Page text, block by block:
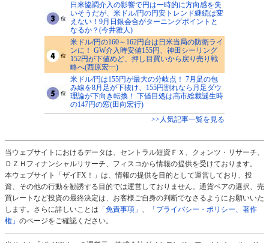
日米協調介入の影響で円は一時的に方向感を失
いそうだが、米ドル/円の円安トレンド継続は変
えない！9月日銀会合がターニングポイントと
なるか？(今井雅人)
米ドル/円の160～162円台は日米当局の防衛ライ
ンに！ GW介入時安値155円、神田シーリング
152円が下値めど、押し目買いから戻り売り戦
略へ(西原宏一)
米ドル/円は155円が最大の分岐点！ 7月足の包
み線を8月足が下抜け、155円割れなら月足ダウ
理論が下向き転換！ 下値目処は高市総裁誕生時
の147円の窓(田向宏行)
>>人気記事一覧を見る
当ウェブサイトにおけるデータは、セントラル短資ＦＸ、クォンツ・リサーチ、
ＤＺＨフィナンシャルリサーチ、フィスコから情報の提供を受けております。
本ウェブサイト「ザイFX！」は、情報の提供を目的として運営しており、投
資、その他の行動を勧誘する目的では運営しておりません。通貨ペアの選択、売
買レートなど投資の最終決定は、お客様ご自身の判断でなさるようにお願いいた
します。さらに詳しいことは 「免責事項」 、
「プライバシー・ポリシー、著作
権」 のページをご確認ください。